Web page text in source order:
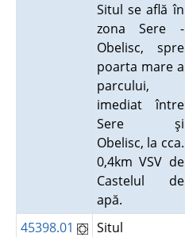
Situl se află în
zona Sere -
Obelisc, spre
poarta mare a
parcului,
imediat între
Sere şi
Obelisc, la cca.
0,4km VSV de
Castelul de
apă.
45398.01
Situl